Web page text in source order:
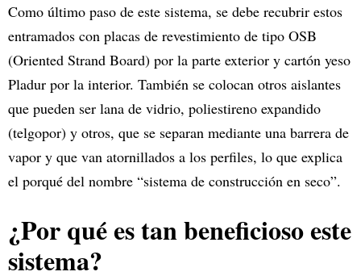
Como último paso de este sistema, se debe recubrir estos
entramados con placas de revestimiento de tipo OSB
(Oriented Strand Board) por la parte exterior y cartón yeso
Pladur por la interior. También se colocan otros aislantes
que pueden ser lana de vidrio, poliestireno expandido
(telgopor) y otros, que se separan mediante una barrera de
vapor y que van atornillados a los perfiles, lo que explica
el porqué del nombre “sistema de construcción en seco”.
¿Por qué es tan beneficioso este
sistema?